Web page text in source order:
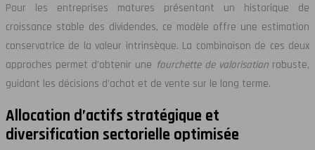
Pour les entreprises matures présentant un historique de
croissance stable des dividendes, ce modèle offre une estimation
conservatrice de la valeur intrinsèque. La combinaison de ces deux
approches permet d’obtenir une fourchette de valorisation robuste,
guidant les décisions d’achat et de vente sur le long terme.
Allocation d’actifs stratégique et
diversification sectorielle optimisée